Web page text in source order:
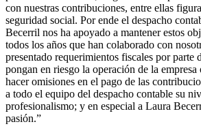
con nuestras contribuciones, entre ellas
seguridad social. Por ende el despacho
Becerril nos ha apoyado a mantener estos
todos los años que han colaborado con
presentado requerimientos fiscales por parte
pongan en riesgo la operación de la
hacer omisiones en el pago de las
a todo el equipo del despacho contable su
profesionalismo; y en especial a Laura
pasión.”